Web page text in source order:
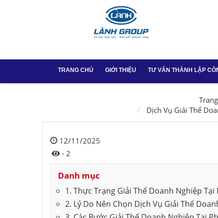
TRANG CHỦ GIỚI THIỆU TƯ VẤN THÀNH LẬP
Thành lập công
Dịch vụ chữ ký
Thành lập công
Vũng Tàu
Dịch Vụ Giải Thể
12/11/2025
- 2
Danh mục
1. Thực Trạng Giải Thể Doanh Nghiệp
2. Lý Do Nên Chọn Dịch Vụ Giải Thể